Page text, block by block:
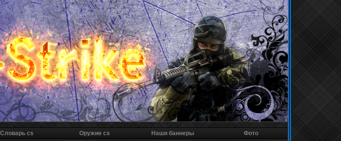
Словарь cs Оружие cs Наши баннеры Фото